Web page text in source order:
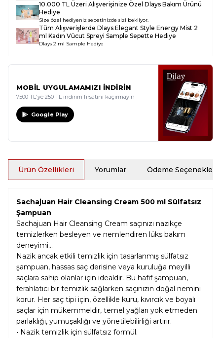
10.000 TL Üzeri Alışverişinize Özel Dlays Bakım Ürünü
Hediye
Size özel hediyeniz sepetinizde sizi bekliyor.
Tüm Alışverişlerde Dlays Elegant Style Energy Mist 2
ml Kadın Vücut Spreyi Sample Sepette Hediye
Dlays 2 ml Sample Hediye
MOBİL UYGULAMAMIZI İNDİRİN
7500 TL'ye 250 TL indirim fırsatını kaçırmayın
Google Play
Ürün Özellikleri Yorumlar Ödeme Seçenekleri
Sachajuan Hair Cleansing Cream 500 ml Sülfatsız
Şampuan
Sachajuan Hair Cleansing Cream saçınızı nazikçe
temizlerken besleyen ve nemlendiren lüks bakım
deneyimi...
Nazik ancak etkili temizlik için tasarlanmış sülfatsız
şampuan, hassas saç derisine veya kuruluğa meyilli
saçlara sahip olanlar için idealdir. Bu hafif şampuan,
ferahlatıcı bir temizlik sağlarken saçınızın doğal nemini
korur. Her saç tipi için, özellikle kuru, kıvırcık ve boyalı
saçlar için mükemmeldir, temel yağları yok etmeden
parlaklığı, yumuşaklığı ve yönetilebilirliği artırır.
• Nazik temizlik için sülfatsız formül.